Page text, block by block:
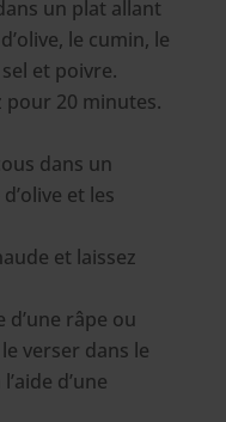
un plat allant
le cumin, le
et poivre.
pour 20 minutes.
dans un
et les
et laissez
d’une râpe ou
verser dans le
d’une